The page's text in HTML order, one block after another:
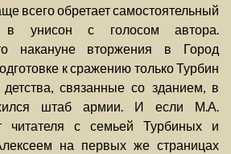
всего обретает самостоятельный
в унисон с голосом автора.
накануне вторжения в Город
к сражению только Турбин
связанные со зданием, в
штаб армии. И если М.А.
читателя с семьей Турбиных и
на первых же страницах